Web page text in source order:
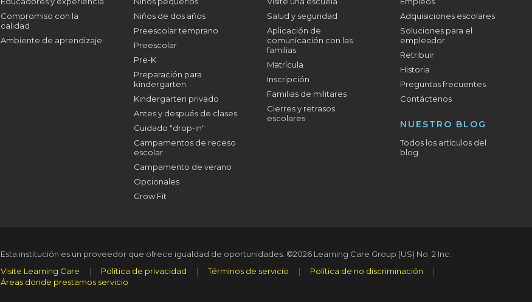
Compromiso con la
calidad
Ambiente de aprendizaje
Niños de dos años
Preescolar temprano
Preescolar
Pre-K
Preparación para
kindergarten
Kindergarten privado
Antes y después de clases
Cuidado "drop-in"
Campamentos de receso
escolar
Campamento de verano
Opcionales
Grow Fit
Salud y seguridad
Aplicación de
comunicación con las
familias
Matrícula
Inscripción
Familias de militares
Cierres y retrasos
escolares
Adquisiciones escolares
Soluciones para el
empleador
Retribuir
Historia
Preguntas frecuentes
Contáctenos
NUESTRO BLOG
Todos los artículos del
blog
Esta institución es un proveedor que ofrece igualdad de oportunidades. ©2026 Learning Care Group (US) No. 2 Inc.
Visite Learning Care
| Política de privacidad | Términos de servicio | Política de no discriminación
|
Áreas donde prestamos servicio